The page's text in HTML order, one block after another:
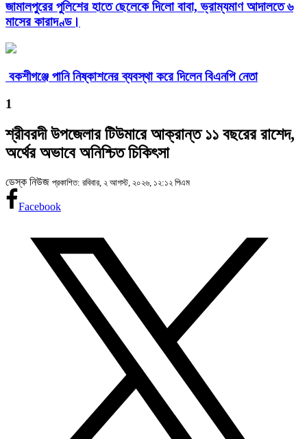
জামালপুরের পুলিশের হাতে ছেলেকে দিলো বাবা, ভ্রাম্যমাণ আদালতে ৬
মাসের কারাদণ্ড।
বকশীগঞ্জে পানি নিষ্কাশনের ব্যবস্থা করে দিলেন বিএনপি নেতা
1
শ্রীবরদী উপজেলার টিউমারে আক্রান্ত ১১ বছরের রাশেদ,
অর্থের অভাবে অনিশ্চিত চিকিৎসা
ডেস্ক নিউজ প্রকাশিত: রবিবার, ২ আগস্ট, ২০২৬, ১২:১২ পিএম
Facebook